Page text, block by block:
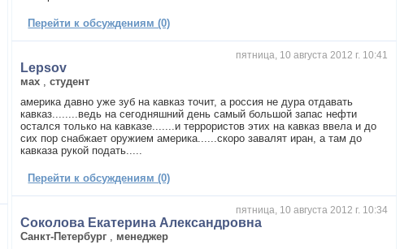
Перейти к обсуждениям (0)
пятница, 10 августа 2012 г. 10:41
Lepsov
мах ,студент
америка давно уже зуб на кавказ точит, а россия не дура отдавать
кавказ........ведь на сегодняшний день самый большой запас нефти
остался только на кавказе.......и террористов этих на кавказ ввела и до
сих пор снабжает оружием америка......скоро завалят иран, а там до
кавказа рукой подать.....
Перейти к обсуждениям (0)
пятница, 10 августа 2012 г. 10:34
Соколова Екатерина Александровна
Санкт-Петербург
менеджер